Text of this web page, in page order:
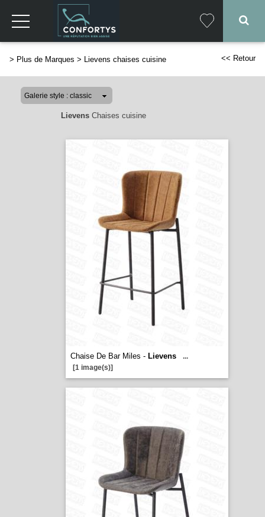
> Plus de Marques > Lievens chaises cuisine << Retour
LievensChaises cuisine
Chaise De Bar Miles - Lievens
...
[1 image(s)]